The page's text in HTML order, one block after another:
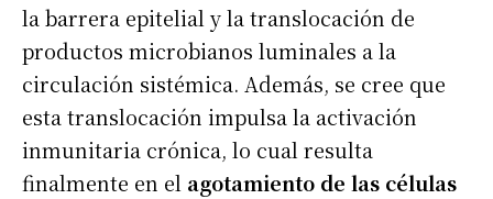
la barrera epitelial y la translocación de
productos microbianos luminales a la
circulación sistémica. Además, se cree que
esta translocación impulsa la activación
inmunitaria crónica, lo cual resulta
finalmente en el agotamiento de las células